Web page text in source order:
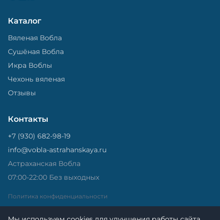
Каталог
Вяленая Вобла
Сушёная Вобла
Икра Воблы
Чехонь вяленая
Отзывы
Контакты
+7 (930) 682-98-19
info@vobla-astrahanskaya.ru
Астраханская Вобла
07:00-22:00 Без выходных
Политика конфиденциальности